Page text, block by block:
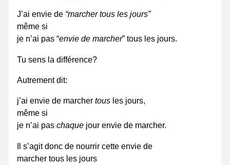
J’ai envie de “marcher tous les jours”
même si
je n’ai pas “envie de marcher” tous les jours.
Tu sens la différence?
Autrement dit:
j’ai envie de marchertous les jours,
même si
je n’ai paschaque jour envie de marcher.
Il s’agit donc de nourrir cette envie de
marcher tous les jours